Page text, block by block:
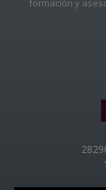
formación y